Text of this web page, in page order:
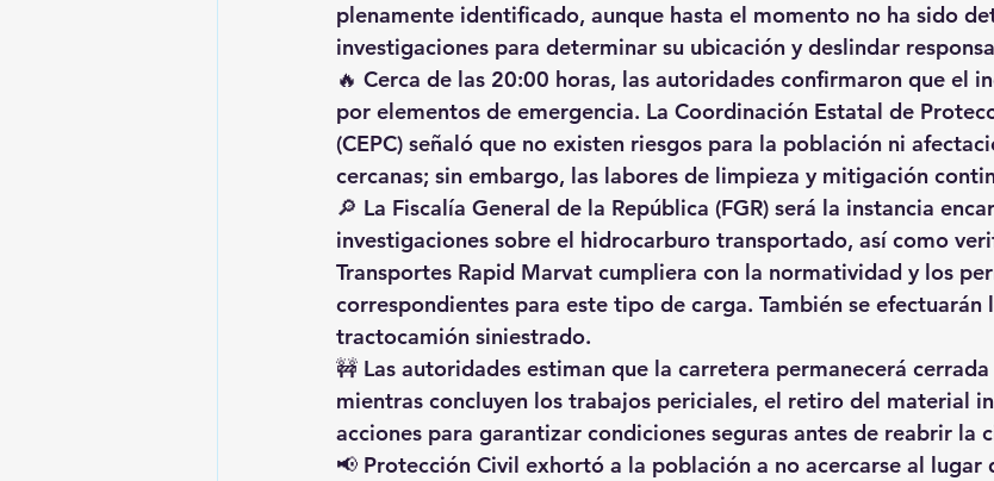
plenamente identificado, aunque hasta el momento no ha sido
investigaciones para determinar su ubicación y deslindar
🔥 Cerca de las 20:00 horas, las autoridades confirmaron que el
por elementos de emergencia. La Coordinación Estatal de
(CEPC) señaló que no existen riesgos para la población ni
cercanas; sin embargo, las labores de limpieza y mitigación
🔎 La Fiscalía General de la República (FGR) será la instancia
investigaciones sobre el hidrocarburo transportado, así como
Transportes Rapid Marvat cumpliera con la normatividad y los
correspondientes para este tipo de carga. También se efectuarán
tractocamión siniestrado.
🚧 Las autoridades estiman que la carretera permanecerá
mientras concluyen los trabajos periciales, el retiro del material
acciones para garantizar condiciones seguras antes de reabrir la
📢 Protección Civil exhortó a la población a no acercarse al lugar